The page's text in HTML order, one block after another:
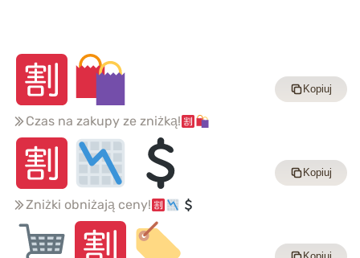
Czas na zakupy ze zniżką!
Kopiuj
Zniżki obniżają ceny!
Kopiuj